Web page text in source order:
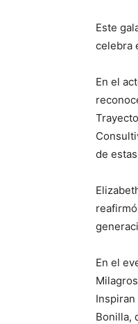
Este
celebra
En el
de
En el
Bonilla,